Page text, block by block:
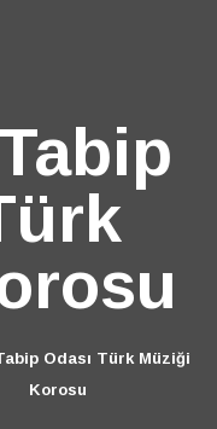
Odası Türk Müziği
Korosu